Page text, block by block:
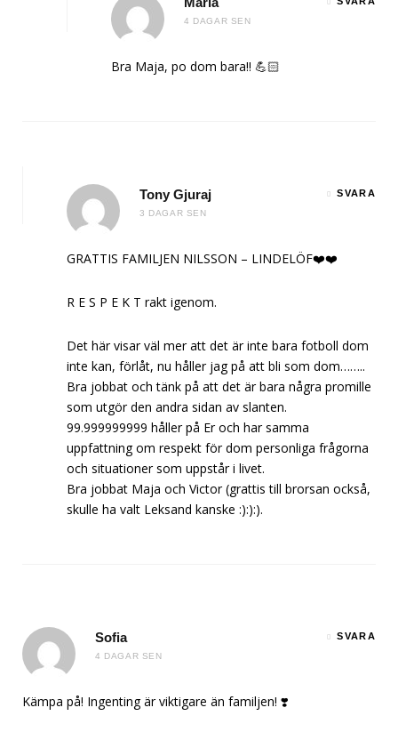
4 DAGAR SEN
Bra Maja, po dom bara!! 💪🏻
Tony Gjuraj
3 DAGAR SEN
SVARA
GRATTIS FAMILJEN NILSSON – LINDELÖF❤️❤️
R E S P E K T rakt igenom.
Det här visar väl mer att det är inte bara fotboll dom
inte kan, förlåt, nu håller jag på att bli som dom……..
Bra jobbat och tänk på att det är bara några promille
som utgör den andra sidan av slanten.
99.999999999 håller på Er och har samma
uppfattning om respekt för dom personliga frågorna
och situationer som uppstår i livet.
Bra jobbat Maja och Victor (grattis till brorsan också,
skulle ha valt Leksand kanske :):):).
Sofia
4 DAGAR SEN
SVARA
Kämpa på! Ingenting är viktigare än familjen! ❣️